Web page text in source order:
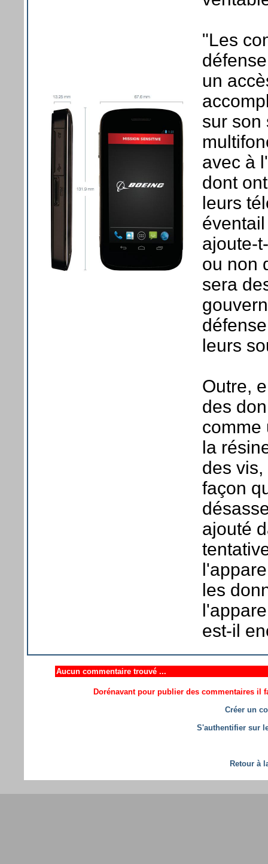
"Les
un
sur son
avec à
dont
leurs
ajoute-
ou non
sera
leurs
Outre,
des
comme
la
des
façon
ajouté
les
est-il
Aucun commentaire trouvé ...
Dorénavant pour publier des commentaires il
Créer un
S'authentifier sur
Retour à